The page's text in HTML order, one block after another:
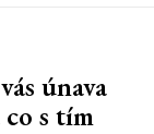
únava
s tím